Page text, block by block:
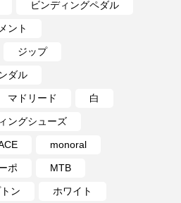
ビンディングペダル
ント
ジップ
ダル
マドリード 白
ングシューズ
monoral
ポ MTB
ン ホワイト